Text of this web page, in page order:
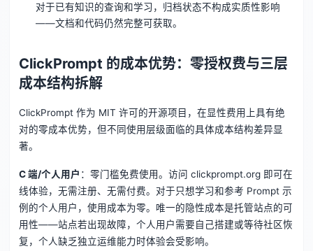
对于已有知识的查询和学习，归档状态不构成实质性影响
——文档和代码仍然完整可获取。
ClickPrompt 的成本优势：零授权费与三层
成本结构拆解
ClickPrompt 作为 MIT 许可的开源项目，在显性费用上具有绝
对的零成本优势，但不同使用层级面临的具体成本结构差异显
著。
C 端/个人用户 ：零门槛免费使用。访问 clickprompt.org 即可在
线体验，无需注册、无需付费。对于只想学习和参考 Prompt 示
例的个人用户，使用成本为零。唯一的隐性成本是托管站点的可
用性——站点若出现故障，个人用户需要自己搭建或等待社区恢
复，个人缺乏独立运维能力时体验会受影响。